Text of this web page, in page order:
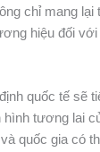
chỉ mang lại
hiệu đối
quốc tế sẽ
hình tương lai
quốc gia có